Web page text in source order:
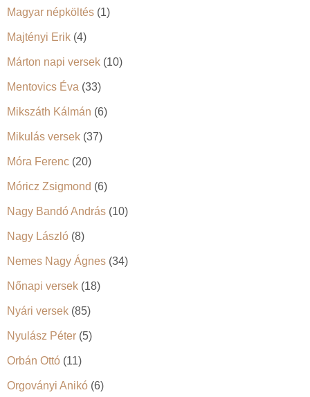
Magyar népköltés (1)
Majtényi Erik (4)
Márton napi versek (10)
Mentovics Éva (33)
Mikszáth Kálmán (6)
Mikulás versek (37)
Móra Ferenc (20)
Móricz Zsigmond (6)
Nagy Bandó András (10)
Nagy László (8)
Nemes Nagy Ágnes (34)
Nőnapi versek (18)
Nyári versek (85)
Nyulász Péter (5)
Orbán Ottó (11)
Orgoványi Anikó (6)